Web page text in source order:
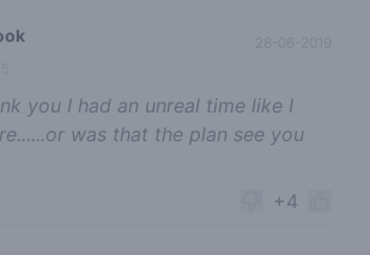
you I had an unreal time like I
was that the plan see you
+4